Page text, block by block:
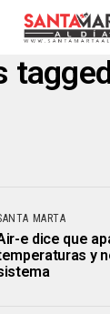
MARTA
e dice que
y